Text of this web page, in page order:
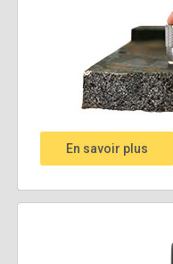
En savoir plus